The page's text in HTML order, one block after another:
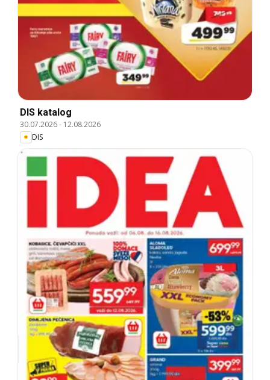
DIS katalog
30.07.2026- 12.08.2026
DIS